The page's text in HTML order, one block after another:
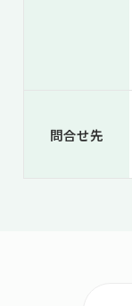
問合せ先